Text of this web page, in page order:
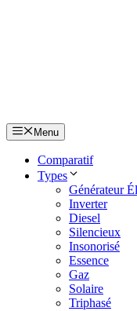
Menu
Comparatif
Types
Générateur
Inverter
Diesel
Silencieux
Insonorisé
Essence
Gaz
Solaire
Triphasé